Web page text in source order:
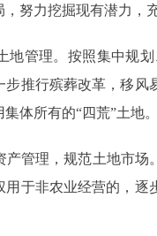
努力挖掘现有潜力，
管理。按照集中规
步推行殡葬改革，移
体所有的“四荒”土地
管理，规范土地市场
用于非农业经营的，